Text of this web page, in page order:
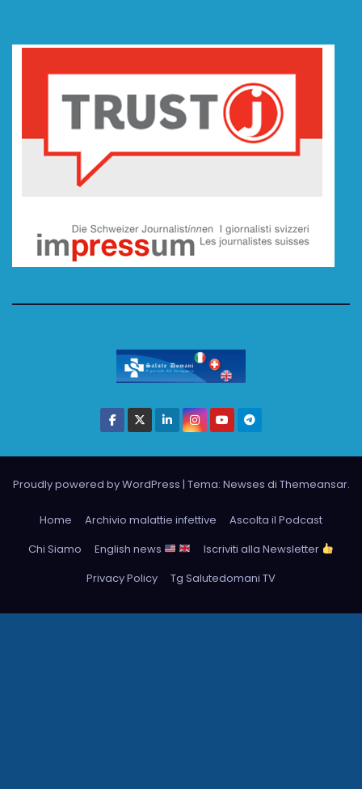
Proudly powered by WordPress | Tema: Newses di Themeansar.
Home Archivio malattie infettive
Ascolta il Podcast
Chi Siamo
English news
Iscriviti alla Newsletter
Privacy Policy
Tg Salutedomani TV